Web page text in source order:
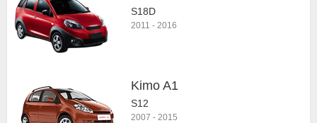
S18D
2011 - 2016
Kimo A1
S12
2007 - 2015